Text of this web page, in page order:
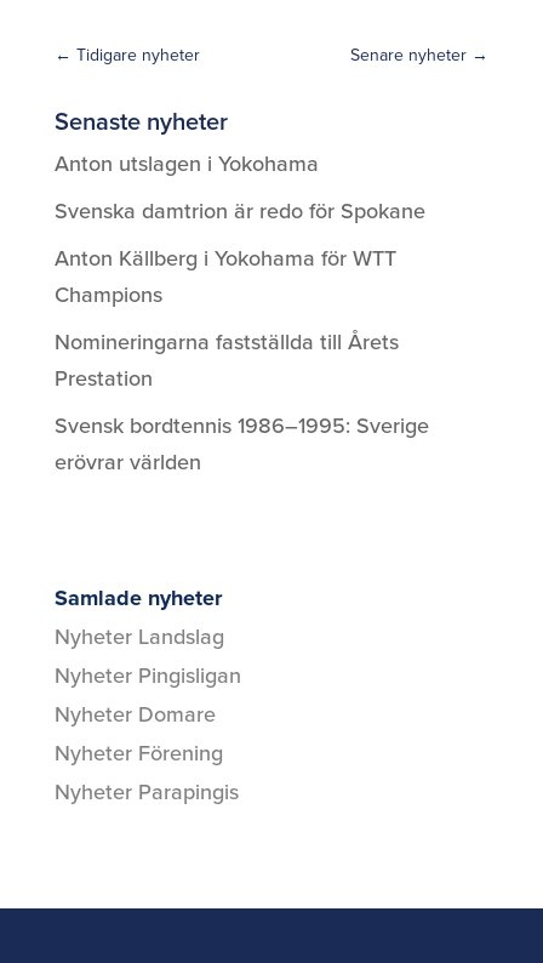
← Tidigare nyheter Senare nyheter →
Senaste nyheter
Anton utslagen i Yokohama
Svenska damtrion är redo för Spokane
Anton Källberg i Yokohama för WTT
Champions
Nomineringarna fastställda till Årets
Prestation
Svensk bordtennis 1986–1995: Sverige
erövrar världen
Samlade nyheter
Nyheter Landslag
Nyheter Pingisligan
Nyheter Domare
Nyheter Förening
Nyheter Parapingis